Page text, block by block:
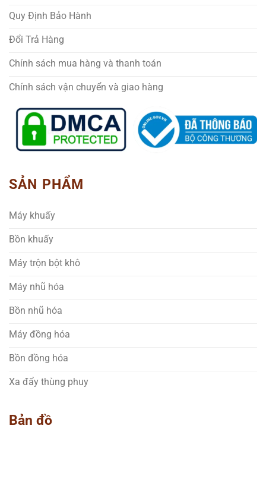
Quy Định Bảo Hành
Đổi Trả Hàng
Chính sách mua hàng và thanh toán
Chính sách vận chuyển và giao hàng
SẢN PHẨM
Máy khuấy
Bồn khuấy
Máy trộn bột khô
Máy nhũ hóa
Bồn nhũ hóa
Máy đồng hóa
Bồn đồng hóa
Xa đẩy thùng phuy
Bản đồ